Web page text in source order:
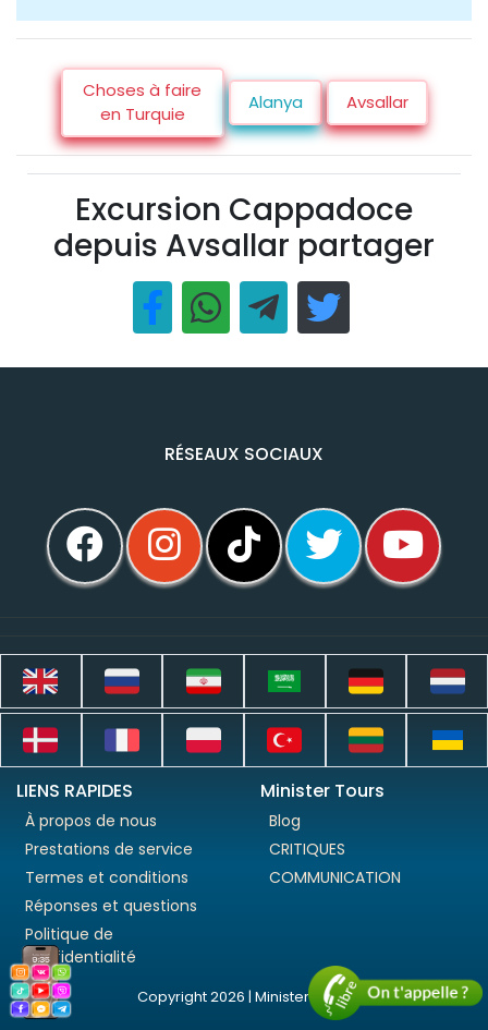
Choses à faire
en Turquie
Alanya Avsallar
Excursion Cappadoce
depuis Avsallar partager
RÉSEAUX SOCIAUX
LIENS RAPIDES
À propos de nous
Prestations de service
Termes et conditions
Réponses et questions
Politique de
confidentialité
Minister Tours
Blog
CRITIQUES
COMMUNICATION
Copyright 2026 | Minister Tours